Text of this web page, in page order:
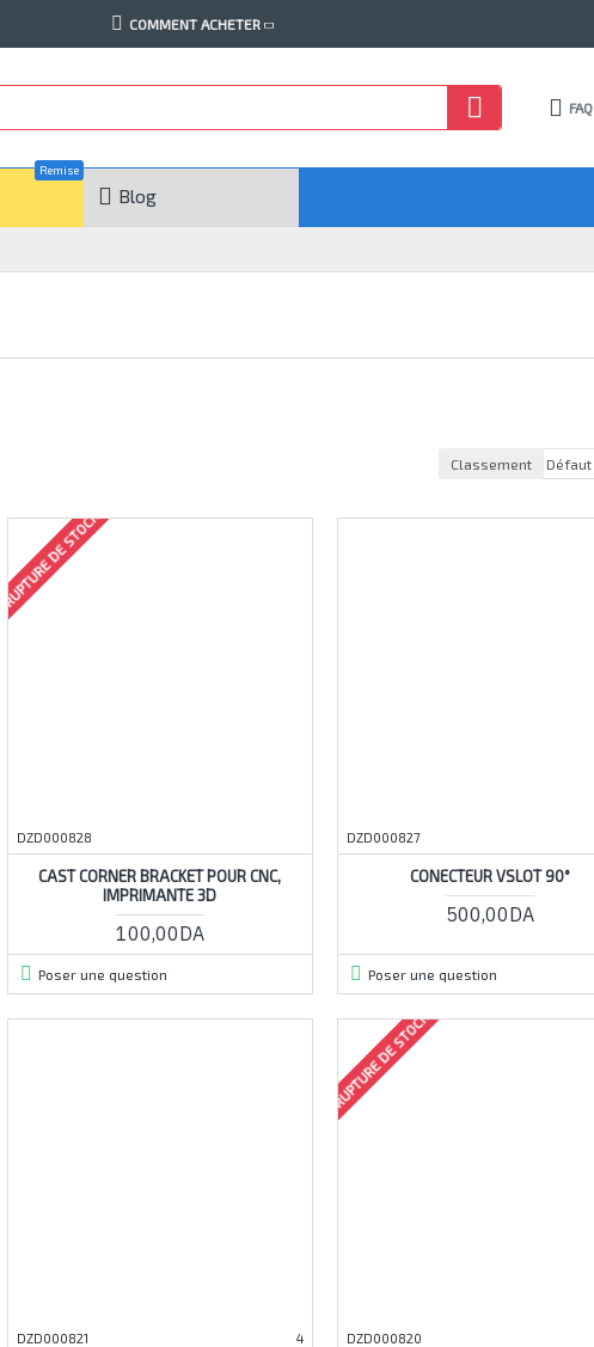
COMMENT ACHETER
FAQ
Remise
Blog
Classement
RUPTURE DE STOCK
DZD000828
CAST CORNER BRACKET POUR CNC,
IMPRIMANTE 3D
100,00DA
Poser une question
DZD000827
CONECTEUR VSLOT 90°
500,00DA
Poser une question
DZD000821 4
RUPTURE DE STOCK
DZD000820